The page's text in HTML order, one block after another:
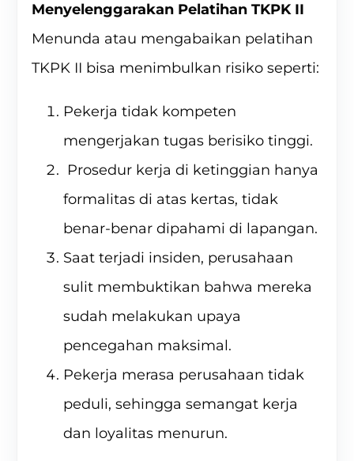
Menyelenggarakan Pelatihan TKPK II
Menunda atau mengabaikan pelatihan
TKPK II bisa menimbulkan risiko seperti:
Pekerja tidak kompeten
mengerjakan tugas berisiko tinggi.
Prosedur kerja di ketinggian hanya
formalitas di atas kertas, tidak
benar-benar dipahami di lapangan.
Saat terjadi insiden, perusahaan
sulit membuktikan bahwa mereka
sudah melakukan upaya
pencegahan maksimal.
Pekerja merasa perusahaan tidak
peduli, sehingga semangat kerja
dan loyalitas menurun.